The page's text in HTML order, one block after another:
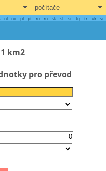
počítače
nl no pl pt ro ru sk sl sr tg tr uk vi
km2
pro převod